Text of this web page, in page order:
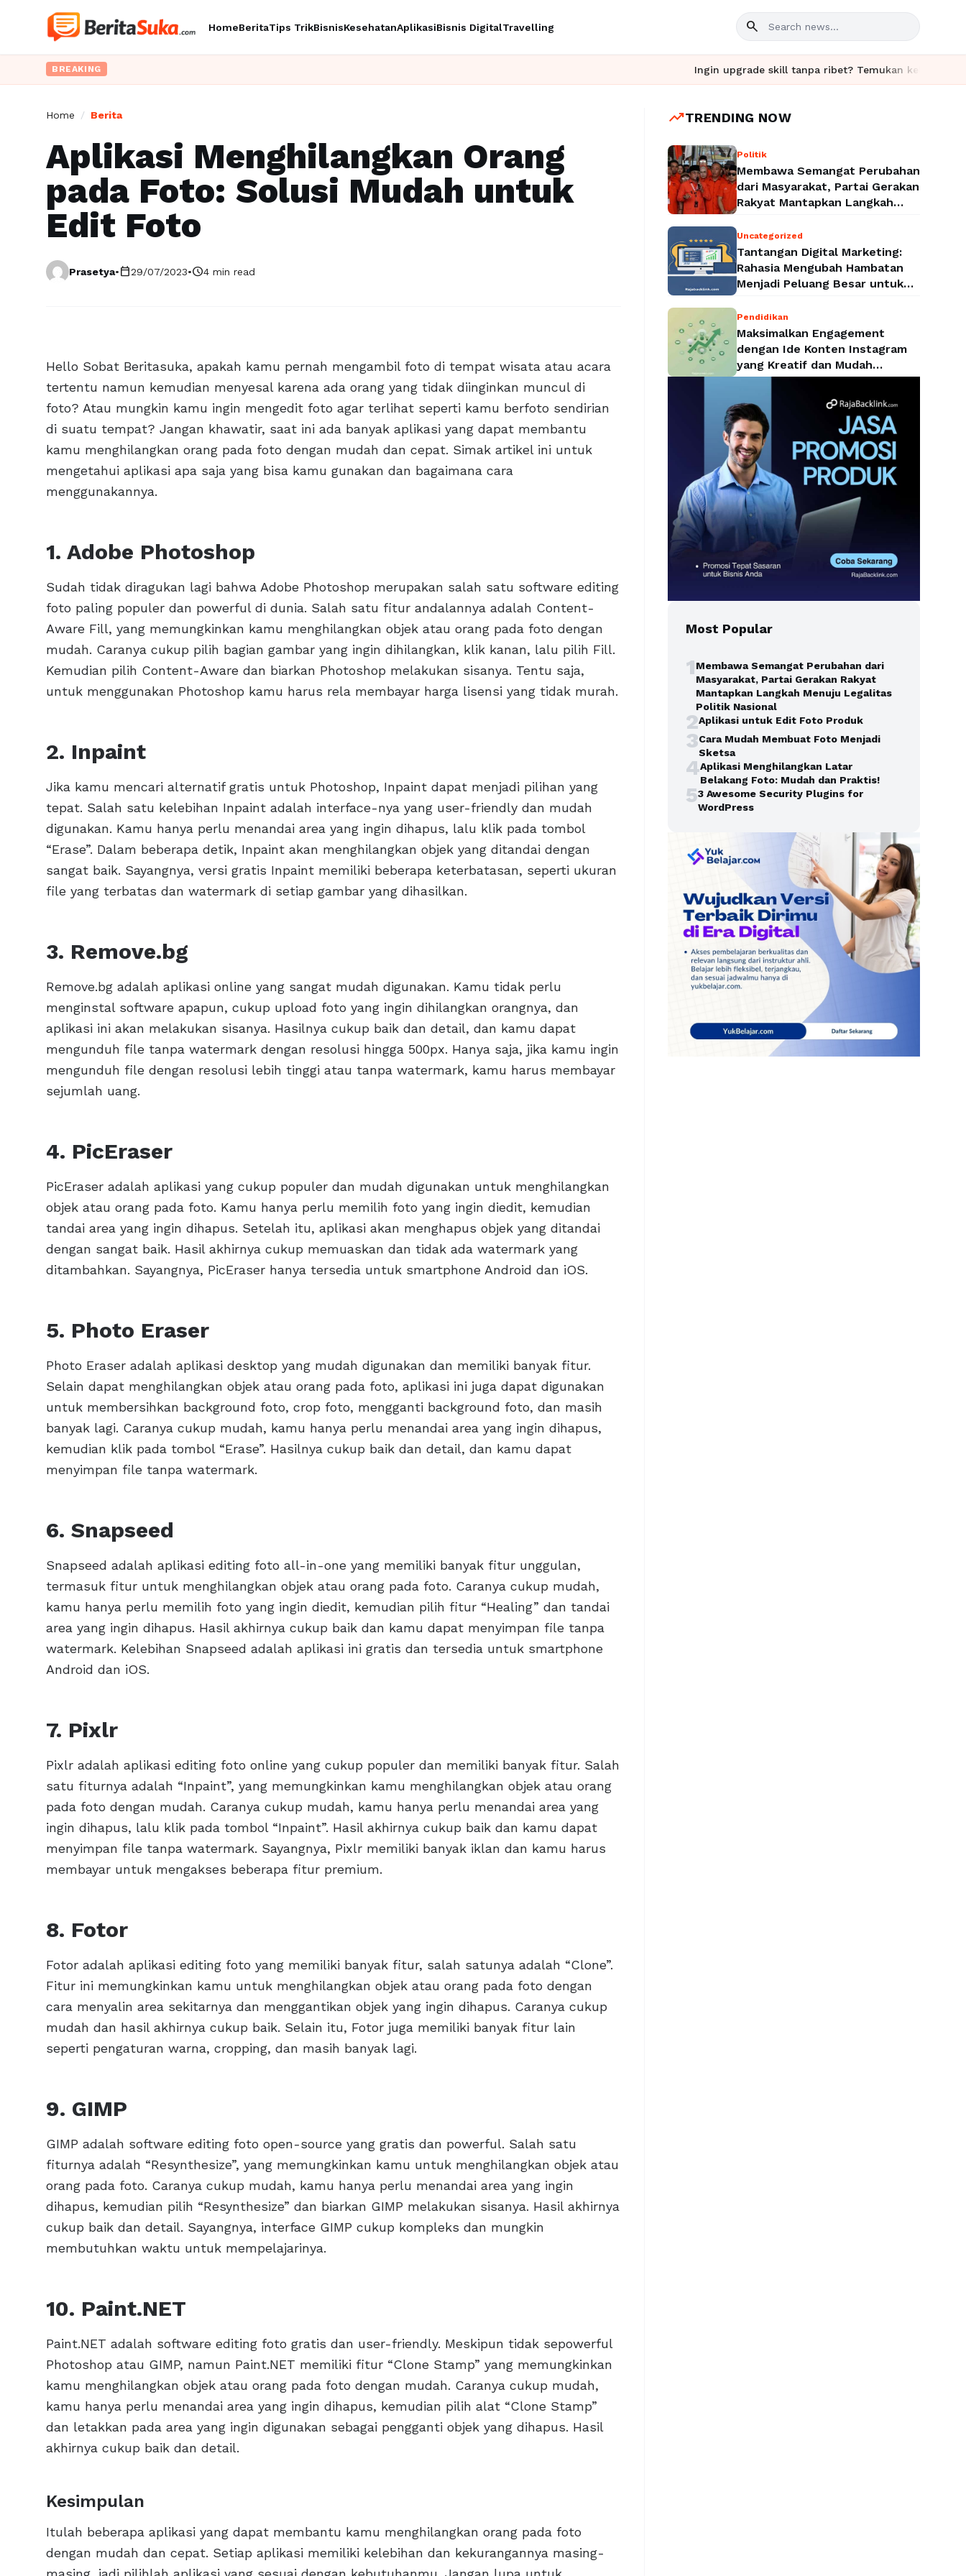
HomeBeritaTips TrikBisnisKesehatanAplikasiBisnis DigitalTravelling search
BREAKING Ingin upgrade skill tanpa ribet? Temukan kelas seru dan materi
Home / Berita
Aplikasi Menghilangkan Orang
pada Foto: Solusi Mudah untuk
Edit Foto
Prasetya•calendar_today29/07/2023•schedule4 min read
Hello Sobat Beritasuka, apakah kamu pernah mengambil foto di tempat wisata atau acara
tertentu namun kemudian menyesal karena ada orang yang tidak diinginkan muncul di
foto? Atau mungkin kamu ingin mengedit foto agar terlihat seperti kamu berfoto sendirian
di suatu tempat? Jangan khawatir, saat ini ada banyak aplikasi yang dapat membantu
kamu menghilangkan orang pada foto dengan mudah dan cepat. Simak artikel ini untuk
mengetahui aplikasi apa saja yang bisa kamu gunakan dan bagaimana cara
menggunakannya.
1. Adobe Photoshop
Sudah tidak diragukan lagi bahwa Adobe Photoshop merupakan salah satu software editing
foto paling populer dan powerful di dunia. Salah satu fitur andalannya adalah Content-
Aware Fill, yang memungkinkan kamu menghilangkan objek atau orang pada foto dengan
mudah. Caranya cukup pilih bagian gambar yang ingin dihilangkan, klik kanan, lalu pilih Fill.
Kemudian pilih Content-Aware dan biarkan Photoshop melakukan sisanya. Tentu saja,
untuk menggunakan Photoshop kamu harus rela membayar harga lisensi yang tidak murah.
2. Inpaint
Jika kamu mencari alternatif gratis untuk Photoshop, Inpaint dapat menjadi pilihan yang
tepat. Salah satu kelebihan Inpaint adalah interface-nya yang user-friendly dan mudah
digunakan. Kamu hanya perlu menandai area yang ingin dihapus, lalu klik pada tombol
“Erase”. Dalam beberapa detik, Inpaint akan menghilangkan objek yang ditandai dengan
sangat baik. Sayangnya, versi gratis Inpaint memiliki beberapa keterbatasan, seperti ukuran
file yang terbatas dan watermark di setiap gambar yang dihasilkan.
3. Remove.bg
Remove.bg adalah aplikasi online yang sangat mudah digunakan. Kamu tidak perlu
menginstal software apapun, cukup upload foto yang ingin dihilangkan orangnya, dan
aplikasi ini akan melakukan sisanya. Hasilnya cukup baik dan detail, dan kamu dapat
mengunduh file tanpa watermark dengan resolusi hingga 500px. Hanya saja, jika kamu ingin
mengunduh file dengan resolusi lebih tinggi atau tanpa watermark, kamu harus membayar
sejumlah uang.
4. PicEraser
PicEraser adalah aplikasi yang cukup populer dan mudah digunakan untuk menghilangkan
objek atau orang pada foto. Kamu hanya perlu memilih foto yang ingin diedit, kemudian
tandai area yang ingin dihapus. Setelah itu, aplikasi akan menghapus objek yang ditandai
dengan sangat baik. Hasil akhirnya cukup memuaskan dan tidak ada watermark yang
ditambahkan. Sayangnya, PicEraser hanya tersedia untuk smartphone Android dan iOS.
5. Photo Eraser
Photo Eraser adalah aplikasi desktop yang mudah digunakan dan memiliki banyak fitur.
Selain dapat menghilangkan objek atau orang pada foto, aplikasi ini juga dapat digunakan
untuk membersihkan background foto, crop foto, mengganti background foto, dan masih
banyak lagi. Caranya cukup mudah, kamu hanya perlu menandai area yang ingin dihapus,
kemudian klik pada tombol “Erase”. Hasilnya cukup baik dan detail, dan kamu dapat
menyimpan file tanpa watermark.
6. Snapseed
Snapseed adalah aplikasi editing foto all-in-one yang memiliki banyak fitur unggulan,
termasuk fitur untuk menghilangkan objek atau orang pada foto. Caranya cukup mudah,
kamu hanya perlu memilih foto yang ingin diedit, kemudian pilih fitur “Healing” dan tandai
area yang ingin dihapus. Hasil akhirnya cukup baik dan kamu dapat menyimpan file tanpa
watermark. Kelebihan Snapseed adalah aplikasi ini gratis dan tersedia untuk smartphone
Android dan iOS.
7. Pixlr
Pixlr adalah aplikasi editing foto online yang cukup populer dan memiliki banyak fitur. Salah
satu fiturnya adalah “Inpaint”, yang memungkinkan kamu menghilangkan objek atau orang
pada foto dengan mudah. Caranya cukup mudah, kamu hanya perlu menandai area yang
ingin dihapus, lalu klik pada tombol “Inpaint”. Hasil akhirnya cukup baik dan kamu dapat
menyimpan file tanpa watermark. Sayangnya, Pixlr memiliki banyak iklan dan kamu harus
membayar untuk mengakses beberapa fitur premium.
8. Fotor
Fotor adalah aplikasi editing foto yang memiliki banyak fitur, salah satunya adalah “Clone”.
Fitur ini memungkinkan kamu untuk menghilangkan objek atau orang pada foto dengan
cara menyalin area sekitarnya dan menggantikan objek yang ingin dihapus. Caranya cukup
mudah dan hasil akhirnya cukup baik. Selain itu, Fotor juga memiliki banyak fitur lain
seperti pengaturan warna, cropping, dan masih banyak lagi.
9. GIMP
GIMP adalah software editing foto open-source yang gratis dan powerful. Salah satu
fiturnya adalah “Resynthesize”, yang memungkinkan kamu untuk menghilangkan objek atau
orang pada foto. Caranya cukup mudah, kamu hanya perlu menandai area yang ingin
dihapus, kemudian pilih “Resynthesize” dan biarkan GIMP melakukan sisanya. Hasil akhirnya
cukup baik dan detail. Sayangnya, interface GIMP cukup kompleks dan mungkin
membutuhkan waktu untuk mempelajarinya.
10. Paint.NET
Paint.NET adalah software editing foto gratis dan user-friendly. Meskipun tidak sepowerful
Photoshop atau GIMP, namun Paint.NET memiliki fitur “Clone Stamp” yang memungkinkan
kamu menghilangkan objek atau orang pada foto dengan mudah. Caranya cukup mudah,
kamu hanya perlu menandai area yang ingin dihapus, kemudian pilih alat “Clone Stamp”
dan letakkan pada area yang ingin digunakan sebagai pengganti objek yang dihapus. Hasil
akhirnya cukup baik dan detail.
Kesimpulan
Itulah beberapa aplikasi yang dapat membantu kamu menghilangkan orang pada foto
dengan mudah dan cepat. Setiap aplikasi memiliki kelebihan dan kekurangannya masing-
trending_upTRENDING NOW
Politik
Membawa Semangat Perubahan
dari Masyarakat, Partai Gerakan
Rakyat Mantapkan Langkah
Nasional
Uncategorized
Tantangan Digital Marketing:
Rahasia Mengubah Hambatan
Menjadi Peluang Besar untuk
Pendidikan
Maksimalkan Engagement
dengan Ide Konten Instagram
yang Kreatif dan Mudah
Diterapkan
Most Popular
1Membawa Semangat Perubahan dari
Masyarakat, Partai Gerakan Rakyat
Mantapkan Langkah Menuju Legalitas
Politik Nasional
2Aplikasi untuk Edit Foto Produk
3Cara Mudah Membuat Foto Menjadi
Sketsa
4Aplikasi Menghilangkan Latar
Belakang Foto: Mudah dan Praktis!
53 Awesome Security Plugins for
WordPress